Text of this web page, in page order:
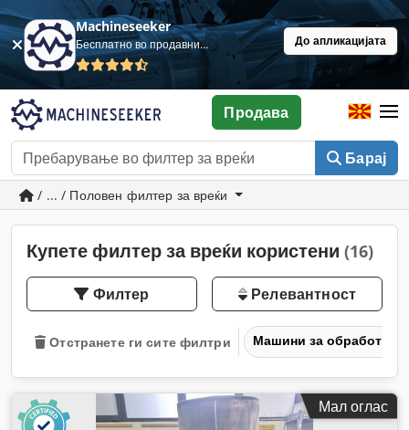
Machineseeker
Бесплатно во продавница До апликацијата
Барај
Продава
/ ... / Половен филтер за вреќи
Купете филтер за вреќи користени (16)
Филтер Релевантност
Отстранете ги сите филтри Машини за обработка
Мал оглас